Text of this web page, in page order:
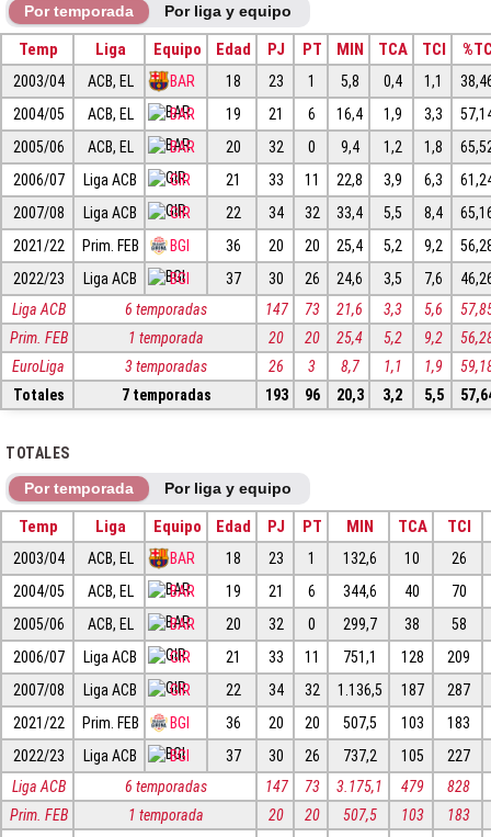
Por temporada Por liga y equipo
Temp Liga Equipo Edad PJ PT MIN TCA TCI
2003/04 ACB, EL BAR 18 23 1 5,8 0,4 1,1
2004/05
ACB, EL BAR 19 21 6 16,4 1,9 3,3
2005/06
ACB, EL BAR 20 32 0 9,4 1,2 1,8
2006/07
Liga ACB GIR 21 33 11 22,8 3,9 6,3
2007/08
Liga ACB GIR 22 34 32 33,4 5,5 8,4
2021/22
Prim. FEB BGI 36 20 20 25,4 5,2 9,2
2022/23
Liga ACB BGI 37 30 26 24,6 3,5 7,6
Liga ACB
6 temporadas 147 73 21,6 3,3 5,6
Prim. FEB
1 temporada 20 20 25,4 5,2 9,2
EuroLiga
3 temporadas 26 3 8,7 1,1 1,9
Totales
7 temporadas 193 96 20,3 3,2 5,5
TOTALES
Por temporada Por liga y equipo
Temp Liga Equipo Edad PJ PT MIN TCA TCI
2003/04 ACB, EL BAR 18 23 1 132,6 10
26
2004/05
ACB, EL BAR 19 21 6 344,6 40
70
2005/06
ACB, EL BAR 20 32 0 299,7 38
58
2006/07
Liga ACB GIR 21 33 11 751,1 128
209
2007/08
Liga ACB GIR 22 34 32 1.136,5 187
287
2021/22
Prim. FEB BGI 36 20 20 507,5 103
183
2022/23
Liga ACB BGI 37 30 26 737,2 105
227
Liga ACB
6 temporadas 147 73 3.175,1 479
828
Prim. FEB
1 temporada 20 20 507,5 103
183